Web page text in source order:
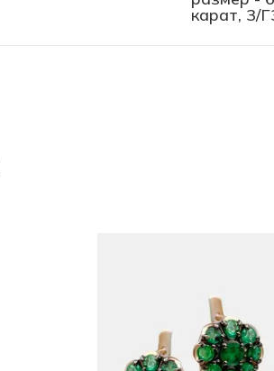
карат, 3/